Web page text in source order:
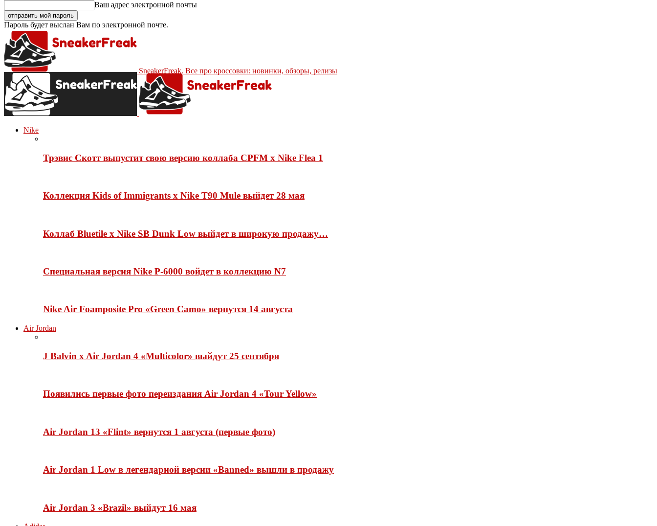
Ваш адрес электронной почты
Пароль будет выслан Вам по электронной почте.
SneakerFreak. Все про кроссовки: новинки, обзоры, релизы
Nike
Трэвис Скотт выпустит свою версию коллаба CPFM x Nike Flea 1
Коллекция Kids of Immigrants x Nike T90 Mule выйдет 28 мая
Коллаб Bluetile x Nike SB Dunk Low выйдет в широкую продажу…
Специальная версия Nike P-6000 войдет в коллекцию N7
Nike Air Foamposite Pro «Green Camo» вернутся 14 августа
Air Jordan
J Balvin x Air Jordan 4 «Multicolor» выйдут 25 сентября
Появились первые фото переиздания Air Jordan 4 «Tour Yellow»
Air Jordan 13 «Flint» вернутся 1 августа (первые фото)
Air Jordan 1 Low в легендарной версии «Banned» вышли в продажу
Air Jordan 3 «Brazil» выйдут 16 мая